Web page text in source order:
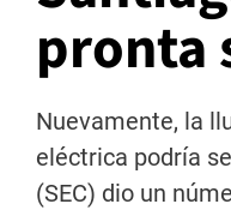
pronta
Nuevamente, la
eléctrica podría
(SEC) dio un